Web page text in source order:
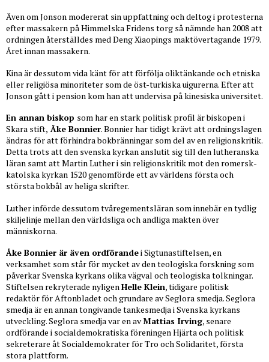
Även om Jonson modererat sin uppfattning och deltog i protesterna
efter massakern på Himmelska Fridens torg så nämnde han 2008 att
ordningen återställdes med Deng Xiaopings maktövertagande 1979.
Året innan massakern.
Kina är dessutom vida känt för att förfölja oliktänkande och etniska
eller religiösa minoriteter som de öst-turkiska uigurerna. Efter att
Jonson gått i pension kom han att undervisa på kinesiska universitet.
En annan biskop som har en stark politisk profil är biskopen i
Skara stift, Åke Bonnier. Bonnier har tidigt krävt att ordningslagen
ändras för att förhindra bokbränningar som del av en religionskritik.
Detta trots att den svenska kyrkan anslutit sig till den lutheranska
läran samt att Martin Luther i sin religionskritik mot den romersk-
katolska kyrkan 1520 genomförde ett av världens första och
största bokbål av heliga skrifter.
Luther införde dessutom tvåregementsläran som innebär en tydlig
skiljelinje mellan den världsliga och andliga makten över
människorna.
Åke Bonnier är även ordförandei Sigtunastiftelsen, en
verksamhet som står för mycket av den teologiska forskning som
påverkar Svenska kyrkans olika vägval och teologiska tolkningar.
Stiftelsen rekryterade nyligenHelle Klein, tidigare politisk
redaktör för Aftonbladet och grundare av Seglora smedja. Seglora
smedja är en annan tongivande tankesmedja i Svenska kyrkans
utveckling. Seglora smedja var en avMattias Irving, senare
ordförande i socialdemokratiska föreningen Hjärta och politisk
sekreterare åt Socialdemokrater för Tro och Solidaritet, första
stora plattform.